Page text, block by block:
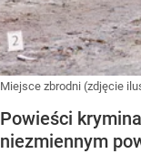
Miejsce zbrodni (zdjęcie
Powieści
niezmiennym